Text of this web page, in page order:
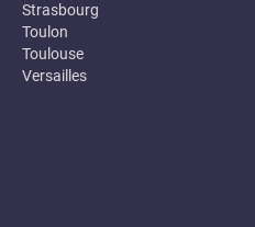
Strasbourg
Toulon
Toulouse
Versailles